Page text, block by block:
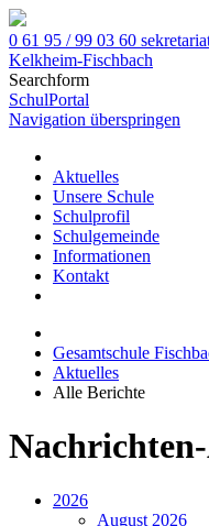
0 61 95 / 99 03 60
Kelkheim-Fischbach
Searchform
SchulPortal
Navigation überspringen
Aktuelles
Unsere Schule
Schulprofil
Schulgemeinde
Informationen
Kontakt
Gesamtschule
Aktuelles
Alle Berichte
2026
August 2026